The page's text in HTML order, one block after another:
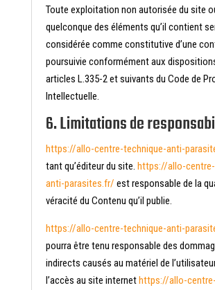
Toute exploitation non autorisée du site
quelconque des éléments qu’il contient
considérée comme constitutive d’une
poursuivie conformément aux
articles L.335-2 et suivants du Code de
Intellectuelle.
6. Limitations de
https://allo-centre-technique-anti-
tant qu’éditeur du site. https://allo-
anti-parasites.fr/ est responsable de la
véracité du Contenu qu’il publie.
https://allo-centre-technique-anti-
pourra être tenu responsable des
indirects causés au matériel de
l’accès au site internethttps://allo-